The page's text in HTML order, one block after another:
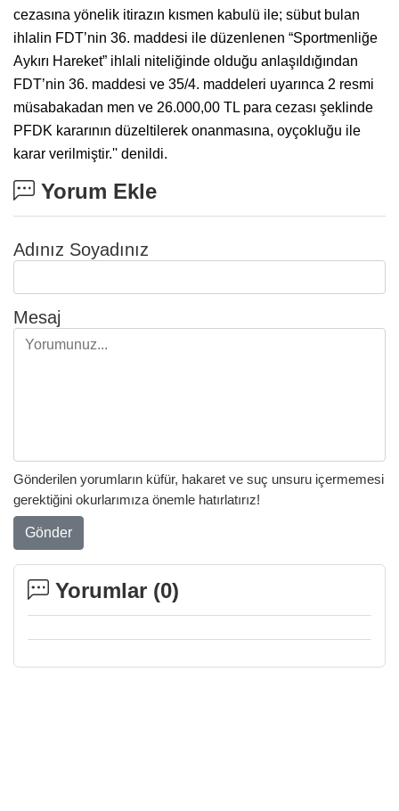
cezasına yönelik itirazın kısmen kabulü ile; sübut bulan
ihlalin FDT’nin 36. maddesi ile düzenlenen “Sportmenliğe
Aykırı Hareket” ihlali niteliğinde olduğu anlaşıldığından
FDT’nin 36. maddesi ve 35/4. maddeleri uyarınca 2 resmi
müsabakadan men ve 26.000,00 TL para cezası şeklinde
PFDK kararının düzeltilerek onanmasına, oyçokluğu ile
karar verilmiştir.'' denildi.
Yorum Ekle
Adınız Soyadınız
Mesaj
Gönderilen yorumların küfür, hakaret ve suç unsuru içermemesi
gerektiğini okurlarımıza önemle hatırlatırız!
Gönder
Yorumlar (0)